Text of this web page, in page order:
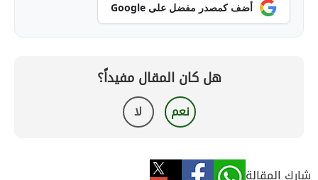
أضف كمصدر مفضل على Google
هل كان المقال مفيداً؟
نعم لا
شارك المقالة